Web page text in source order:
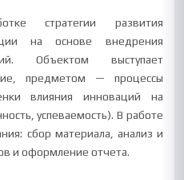
стратегии развития
на основе внедрения
Объектом выступает
предметом — процессы
влияния инноваций на
успеваемость). В работе
сбор материала, анализ и
и оформление отчета.